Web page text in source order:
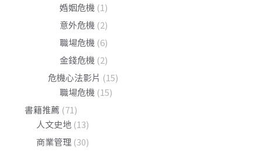
婚姻危機 (1)
意外危機 (2)
職場危機 (6)
金錢危機 (2)
危機心法影片 (15)
職場危機 (15)
書籍推薦 (71)
人文史地 (13)
商業管理 (30)